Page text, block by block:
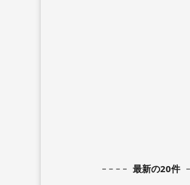
最新の20件